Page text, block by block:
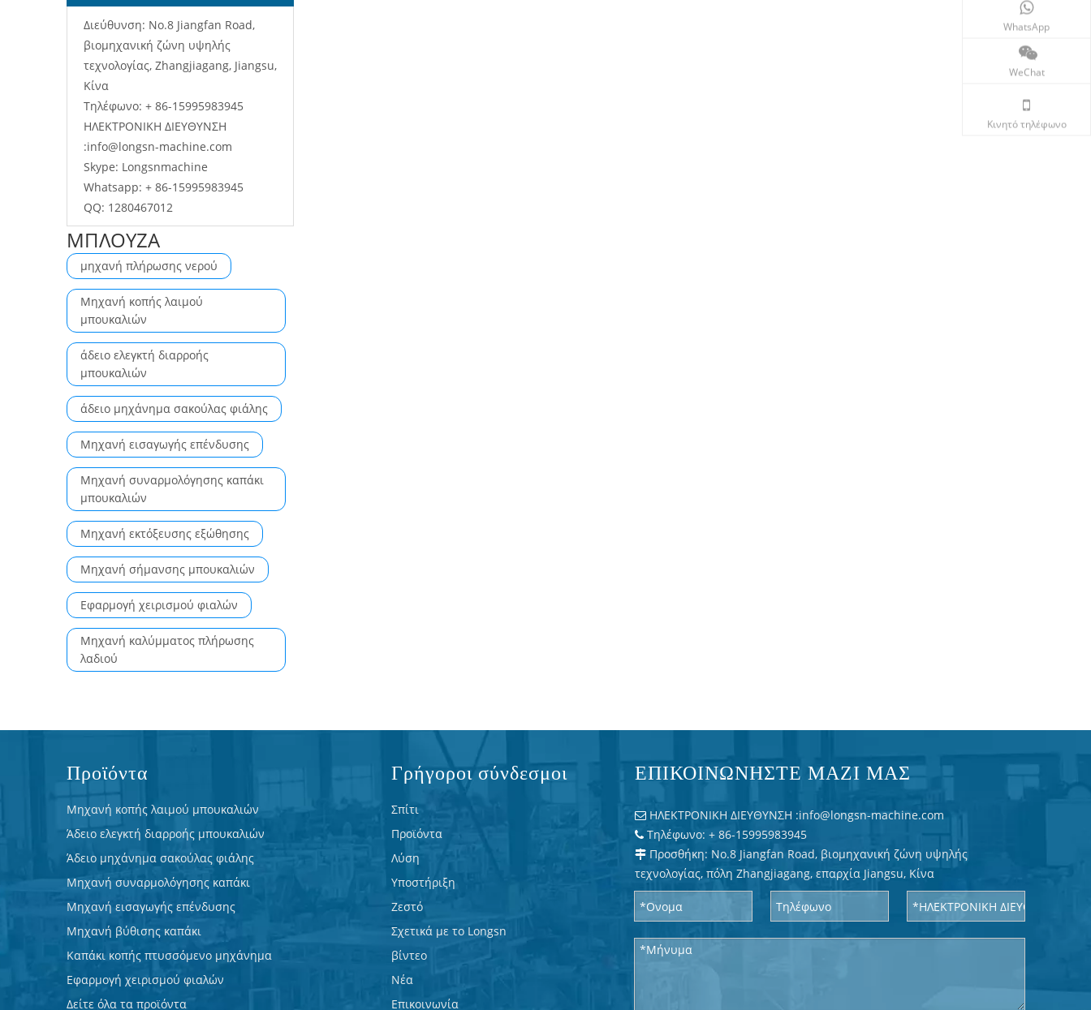
Διεύθυνση: No.8 Jiangfan Road,
βιομηχανική ζώνη υψηλής
τεχνολογίας, Zhangjiagang, Jiangsu,
Κίνα
Τηλέφωνο: + 86-15995983945
ΗΛΕΚΤΡΟΝΙΚΗ ΔΙΕΥΘΥΝΣΗ
:info@longsn-machine.com
Skype: Longsnmachine
Whatsapp: + 86-15995983945
QQ: 1280467012
ΜΠΛΟΥΖΑ
μηχανή πλήρωσης νερού
Μηχανή κοπής λαιμού
μπουκαλιών
άδειο ελεγκτή διαρροής
μπουκαλιών
άδειο μηχάνημα σακούλας φιάλης
Μηχανή εισαγωγής επένδυσης
Μηχανή συναρμολόγησης καπάκι
μπουκαλιών
Μηχανή εκτόξευσης εξώθησης
Μηχανή σήμανσης μπουκαλιών
Εφαρμογή χειρισμού φιαλών
Μηχανή καλύμματος πλήρωσης
λαδιού
Προϊόντα
Μηχανή κοπής λαιμού μπουκαλιών
Άδειο ελεγκτή διαρροής μπουκαλιών
Άδειο μηχάνημα σακούλας φιάλης
Μηχανή συναρμολόγησης καπάκι
Μηχανή εισαγωγής επένδυσης
Μηχανή βύθισης καπάκι
Καπάκι κοπής πτυσσόμενο μηχάνημα
Εφαρμογή χειρισμού φιαλών
Δείτε όλα τα προϊόντα
Γρήγοροι σύνδεσμοι
Σπίτι
Προϊόντα
Λύση
Υποστήριξη
Ζεστό
Σχετικά με το Longsn
βίντεο
Νέα
Επικοινωνία
ΕΠΙΚΟΙΝΩΝΗΣΤΕ ΜΑΖΙ ΜΑΣ
 ΗΛΕΚΤΡΟΝΙΚΗ ΔΙΕΥΘΥΝΣΗ :info@longsn-machine.com
 Τηλέφωνο: + 86-15995983945
 Προσθήκη: No.8 Jiangfan Road, βιομηχανική ζώνη υψηλής
τεχνολογίας, πόλη Zhangjiagang, επαρχία Jiangsu, Κίνα
WhatsApp
WeChat
Κινητό τηλέφωνο